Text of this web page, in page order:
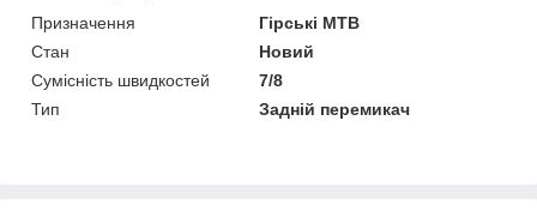
Призначення
Гірські MTB
Стан
Новий
Сумісність швидкостей
7/8
Тип
Задній перемикач